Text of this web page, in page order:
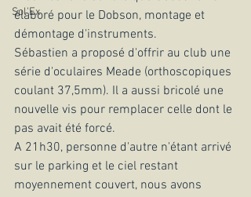
Sol'Ex
élaboré pour le Dobson, montage et
démontage d'instruments.
Sébastien a proposé d'offrir au club une
série d'oculaires Meade (orthoscopiques
coulant 37,5mm). Il a aussi bricolé une
nouvelle vis pour remplacer celle dont le
pas avait été forcé.
A 21h30, personne d'autre n'étant arrivé
sur le parking et le ciel restant
moyennement couvert, nous avons